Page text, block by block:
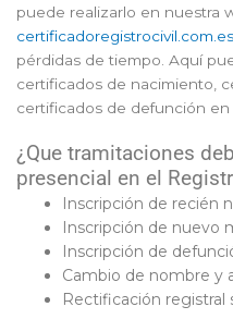
puede realizarlo en nuestra
certificadoregistrocivil.com.es
pérdidas de tiempo. Aquí
certificados de nacimiento,
certificados de defunción
¿Que tramitaciones
presencial en el
Inscripción de recién
Inscripción de nuevo
Inscripción de
Cambio de nombre y
Rectificación registral